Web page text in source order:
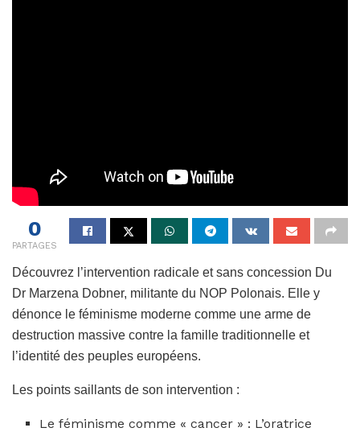
0
PARTAGES
Découvrez l’intervention radicale et sans concession Du
Dr Marzena Dobner, militante du NOP Polonais. Elle y
dénonce le féminisme moderne comme une arme de
destruction massive contre la famille traditionnelle et
l’identité des peuples européens.
Les points saillants de son intervention :
Le féminisme comme « cancer » : L’oratrice